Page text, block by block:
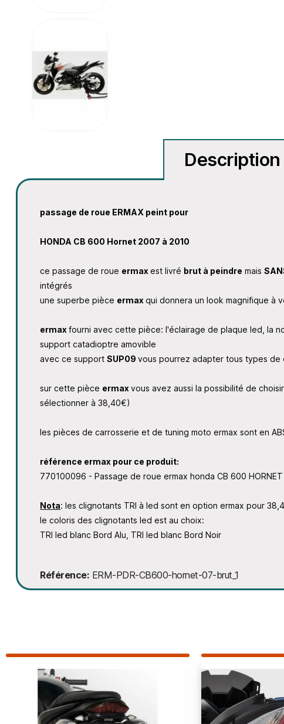
Description
passage de roue ERMAX peint pour
HONDA CB 600 Hornet 2007 à 2010
ce passage de roue ermaxest livré brut à peindre mais
intégrés
une superbe pièce ermaxqui donnera un look magnifique à
ermaxfourni avec cette pièce: l'éclairage de plaque led, la
support catadioptre amovible
avec ce supportSUP09vous pourrez adapter tous types de
sur cette pièce ermaxvous avez aussi la possibilité de
sélectionner à 38,40€)
les pièces de carrosserie et de tuning moto ermax sont en
référence ermax pour ce produit:
770100096 - Passage de roue ermax honda CB 600
Nota: les clignotants TRI à led sont en option ermax pour
le coloris des clignotants led est au choix:
TRI led blanc Bord Alu, TRI led blanc Bord Noir
Référence ERM-PDR-CB600-hornet-07-brut_1